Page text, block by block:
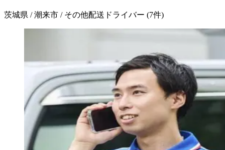
茨城県 / 潮来市 / その他配送ドライバー (7件)